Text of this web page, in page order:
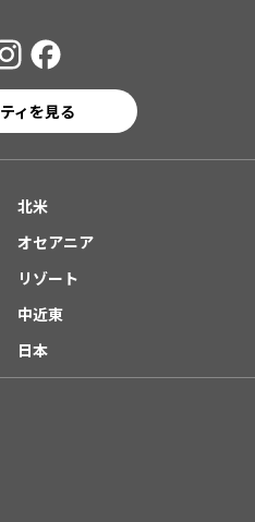
ィを見る
北米
オセアニア
リゾート
中近東
日本